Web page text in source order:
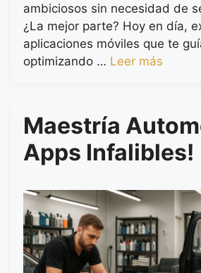
ambiciosos sin necesidad de
¿La mejor parte? Hoy en día,
aplicaciones móviles que te
optimizando … Leer más
Maestría
Apps Infalibles!